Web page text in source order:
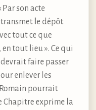
Par son acte
transmet le dépôt
tout ce que
en tout lieu ». Ce qui
faire passer
enlever les
Romain pourrait
Chapitre exprime la